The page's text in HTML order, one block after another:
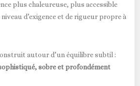
plus chaleureuse, plus accessible
d’exigence et de rigueur propre à
autour d’un équilibre subtil :
sobre et profondément